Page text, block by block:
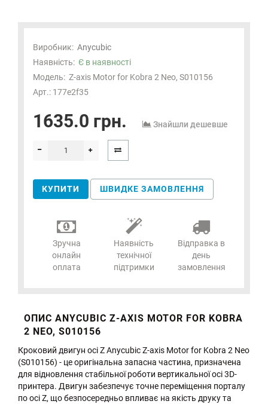
Виробник: Anycubic
Наявність: Є в наявності
Модель: Z-axis Motor for Kobra 2 Neo, S010156
Арт.: 177e2f35
1635.0 грн. Знайшли дешевше
КУПИТИ ШВИДКЕ ЗАМОВЛЕННЯ
Зручна
онлайн
оплата
Наявність
технічної
підтримки
Відправка в
день
замовлення
ОПИС ANYCUBIC Z-AXIS MOTOR FOR KOBRA
2 NEO, S010156
Кроковий двигун осі Z Anycubic Z-axis Motor for Kobra 2 Neo
(S010156) - це оригінальна запасна частина, призначена
для відновлення стабільної роботи вертикальної осі 3D-
принтера. Двигун забезпечує точне переміщення порталу
по осі Z, що безпосередньо впливає на якість друку та